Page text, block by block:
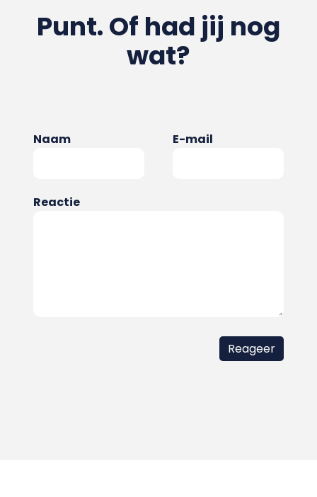
Punt. Of had jij nog
wat?
Naam E-mail
Reactie